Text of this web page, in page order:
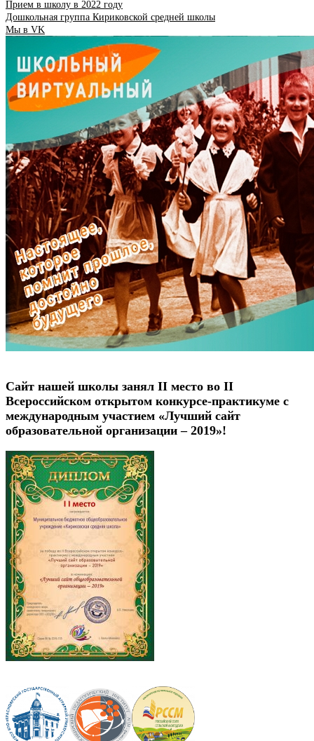
Прием в школу в 2022 году
Дошкольная группа Кириковской средней школы
Мы в VK
Сайт нашей школы занял II место во II
Всероссийском открытом конкурсе-практикуме с
международным участием «Лучший сайт
образовательной организации – 2019»!